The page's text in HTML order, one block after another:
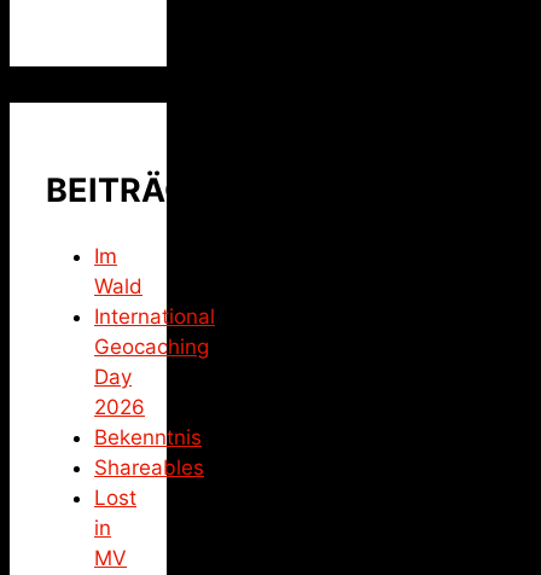
BEITRÄGE
Im
Wald
International
Geocaching
Day
2026
Bekenntnis
Shareables
Lost
in
MV